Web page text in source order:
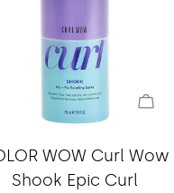
legen
Typ:
WOW Curl Wow
Shook Epic Curl